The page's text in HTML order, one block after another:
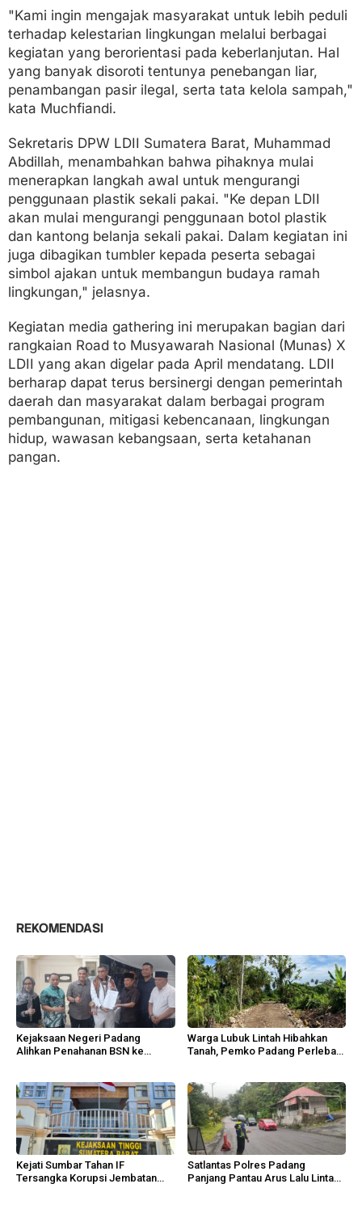
"Kami ingin mengajak masyarakat untuk lebih peduli
terhadap kelestarian lingkungan melalui berbagai
kegiatan yang berorientasi pada keberlanjutan. Hal
yang banyak disoroti tentunya penebangan liar,
penambangan pasir ilegal, serta tata kelola sampah,"
kata Muchfiandi.
Sekretaris DPW LDII Sumatera Barat, Muhammad
Abdillah, menambahkan bahwa pihaknya mulai
menerapkan langkah awal untuk mengurangi
penggunaan plastik sekali pakai. "Ke depan LDII
akan mulai mengurangi penggunaan botol plastik
dan kantong belanja sekali pakai. Dalam kegiatan ini
juga dibagikan tumbler kepada peserta sebagai
simbol ajakan untuk membangun budaya ramah
lingkungan," jelasnya.
Kegiatan media gathering ini merupakan bagian dari
rangkaian Road to Musyawarah Nasional (Munas) X
LDII yang akan digelar pada April mendatang. LDII
berharap dapat terus bersinergi dengan pemerintah
daerah dan masyarakat dalam berbagai program
pembangunan, mitigasi kebencanaan, lingkungan
hidup, wawasan kebangsaan, serta ketahanan
pangan.
REKOMENDASI
Kejaksaan Negeri Padang
Alihkan Penahanan BSN ke
Warga Lubuk Lintah Hibahkan
Tanah, Pemko Padang Perlebar
Kejati Sumbar Tahan IF
Tersangka Korupsi Jembatan
Satlantas Polres Padang
Panjang Pantau Arus Lalu Lintas